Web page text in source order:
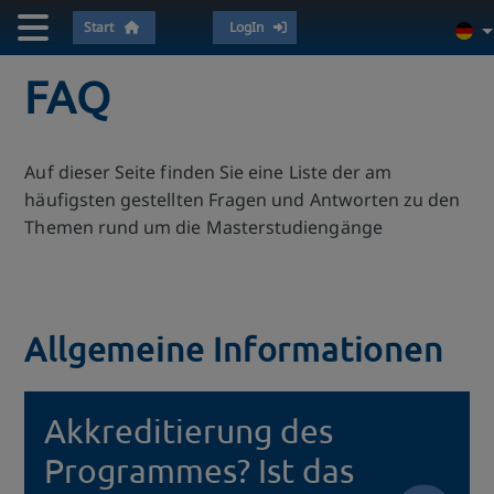
LogIn
Start
FAQ
Auf dieser Seite finden Sie eine Liste der am
häufigsten gestellten Fragen und Antworten zu den
Themen rund um die Masterstudiengänge
Allgemeine Informationen
Akkreditierung des
Programmes? Ist das